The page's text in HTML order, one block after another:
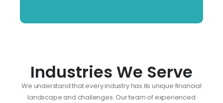
Industries We Serve
We understand that every industry has its unique financial
landscape and challenges. Our team of experienced